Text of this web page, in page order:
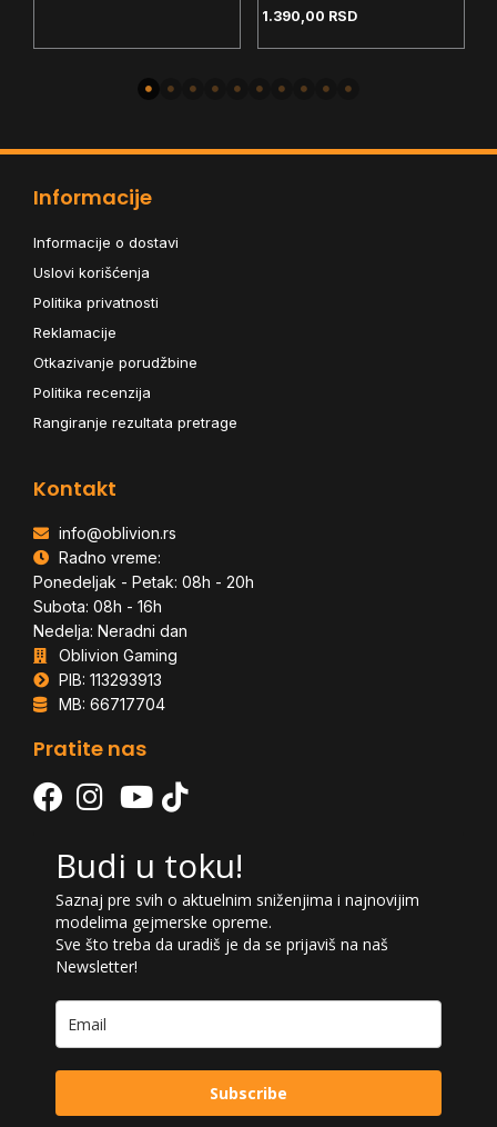
1.390,00 RSD
Informacije
Informacije o dostavi
Uslovi korišćenja
Politika privatnosti
Reklamacije
Otkazivanje porudžbine
Politika recenzija
Rangiranje rezultata pretrage
Kontakt
info@oblivion.rs
Radno vreme:
Ponedeljak - Petak: 08h - 20h
Subota: 08h - 16h
Nedelja: Neradni dan
Oblivion Gaming
PIB: 113293913
MB: 66717704
Pratite nas
Budi u toku!
Saznaj pre svih o aktuelnim sniženjima i najnovijim
modelima gejmerske opreme.
Sve što treba da uradiš je da se prijaviš na naš
Newsletter!
Subscribe